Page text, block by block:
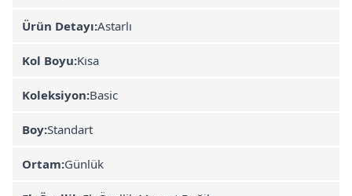
Ürün Detayı:Astarlı
Kol Boyu:Kısa
Koleksiyon:Basic
Boy:Standart
Ortam:Günlük